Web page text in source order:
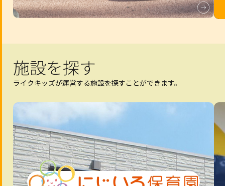
施設を探す
ライクキッズが運営する施設を探すことができます。